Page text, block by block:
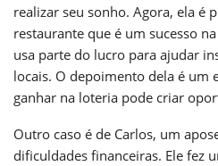
realizar seu sonho. Agora, ela é
restaurante que é um sucesso
usa parte do lucro para ajudar
locais. O depoimento dela é um
ganhar na loteria pode criar
Outro caso é de Carlos, um
dificuldades financeiras. Ele fez